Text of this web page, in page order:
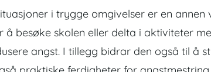
i trygge omgivelser er en
besøke skolen eller delta i aktiviteter
angst. I tillegg bidrar den også til å